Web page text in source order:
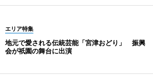
エリア特集
地元で愛される伝統芸能「宮津おどり」 振興
会が祇園の舞台に出演